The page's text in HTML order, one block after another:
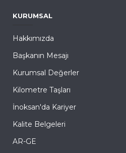
KURUMSAL
Hakkımızda
Başkanın Mesajı
Kurumsal Değerler
Kilometre Taşları
İnoksan'da Kariyer
Kalite Belgeleri
AR-GE